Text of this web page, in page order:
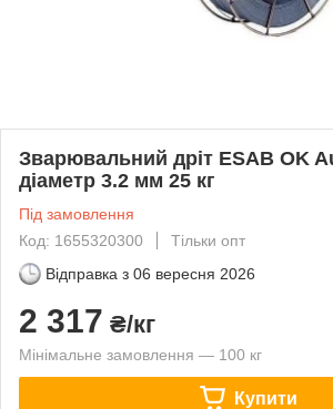
Зварювальний дріт ESAB OK
діаметр 3.2 мм 25 кг
Під замовлення
Код: 1655320300
Тільки опт
Відправка з 06 вересня 2026
2 317 ₴/кг
Мінімальне замовлення — 100 кг
Купити